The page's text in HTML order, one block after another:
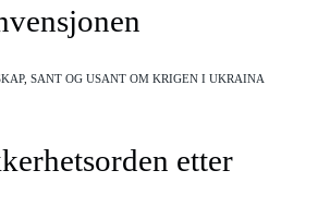
, SANT OG USANT OM KRIGEN I UKRAINA
etter